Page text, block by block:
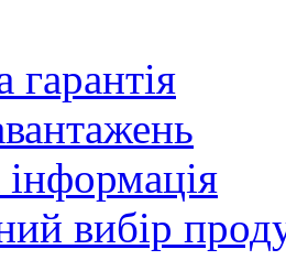
гарантія
вибір